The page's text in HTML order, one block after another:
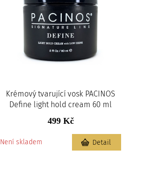
Krémový tvarující vosk PACINOS
Define light hold cream 60 ml
499 Kč
Není skladem Detail